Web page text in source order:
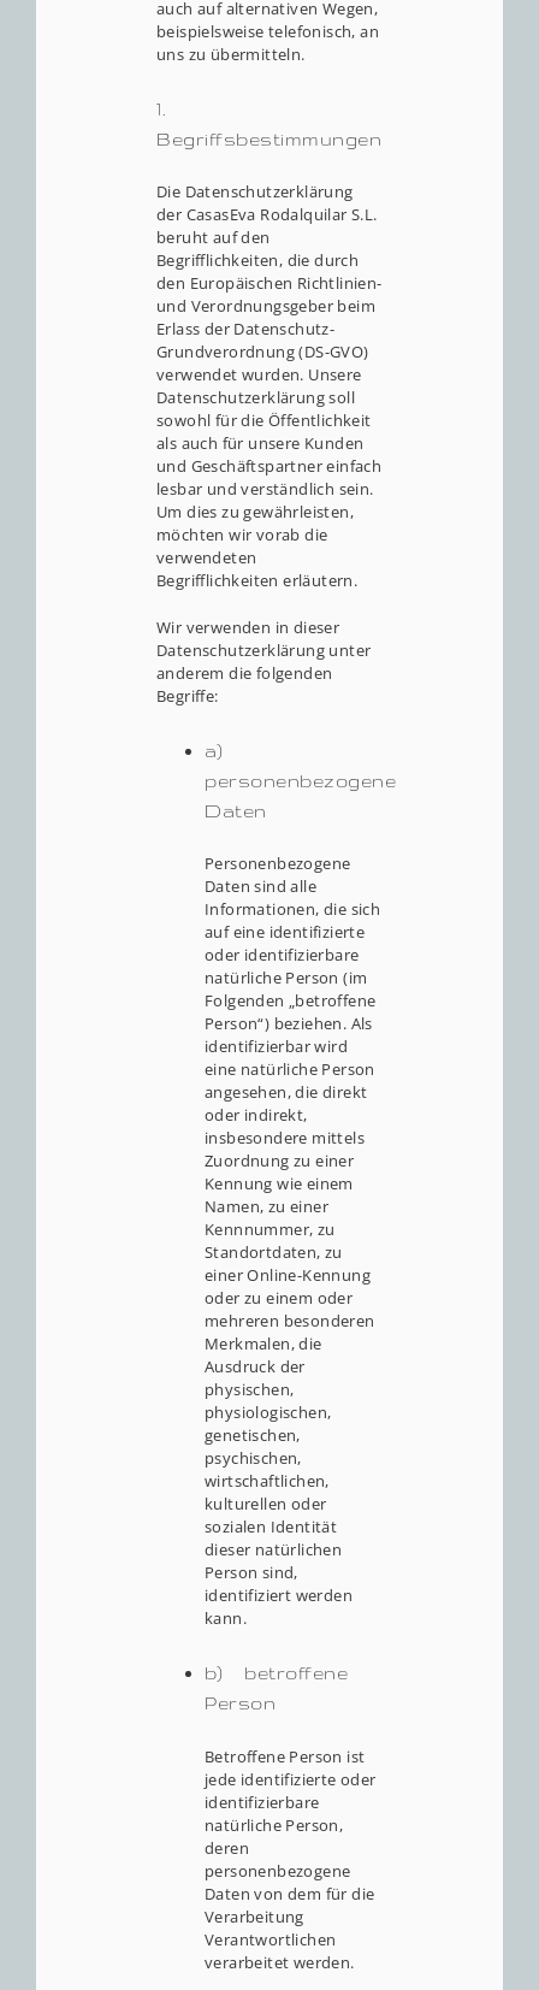
auch auf alternativen Wegen,
beispielsweise telefonisch, an
uns zu übermitteln.
1.
Begriffsbestimmungen
Die Datenschutzerklärung
der CasasEva Rodalquilar S.L.
beruht auf den
Begrifflichkeiten, die durch
den Europäischen Richtlinien-
und Verordnungsgeber beim
Erlass der Datenschutz-
Grundverordnung (DS-GVO)
verwendet wurden. Unsere
Datenschutzerklärung soll
sowohl für die Öffentlichkeit
als auch für unsere Kunden
und Geschäftspartner einfach
lesbar und verständlich sein.
Um dies zu gewährleisten,
möchten wir vorab die
verwendeten
Begrifflichkeiten erläutern.
Wir verwenden in dieser
Datenschutzerklärung unter
anderem die folgenden
Begriffe:
a)
personenbezogene
Daten
Personenbezogene
Daten sind alle
Informationen, die sich
auf eine identifizierte
oder identifizierbare
natürliche Person (im
Folgenden „betroffene
Person“) beziehen. Als
identifizierbar wird
eine natürliche Person
angesehen, die direkt
oder indirekt,
insbesondere mittels
Zuordnung zu einer
Kennung wie einem
Namen, zu einer
Kennnummer, zu
Standortdaten, zu
einer Online-Kennung
oder zu einem oder
mehreren besonderen
Merkmalen, die
Ausdruck der
physischen,
physiologischen,
genetischen,
psychischen,
wirtschaftlichen,
kulturellen oder
sozialen Identität
dieser natürlichen
Person sind,
identifiziert werden
kann.
b) betroffene
Person
Betroffene Person ist
jede identifizierte oder
identifizierbare
natürliche Person,
deren
personenbezogene
Daten von dem für die
Verarbeitung
Verantwortlichen
verarbeitet werden.